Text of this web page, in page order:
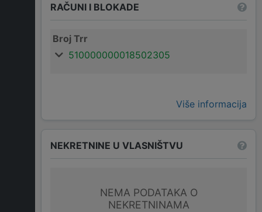
RAČUNI I BLOKADE
Broj Trr
510000000018502305
Više informacija
NEKRETNINE U VLASNIŠTVU
NEMA PODATAKA O
NEKRETNINAMA